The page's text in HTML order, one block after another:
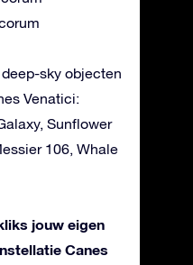
sky objecten
Venatici:
Sunflower
106, Whale
jouw eigen
Canes